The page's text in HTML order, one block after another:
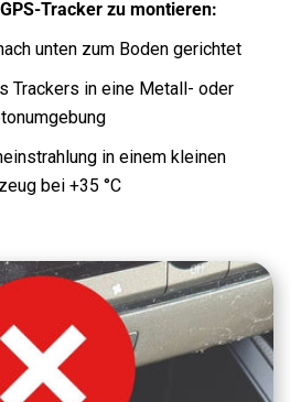
Tracker zu montieren:
unten zum Boden gerichtet
Trackers in eine Metall- oder
in einem kleinen
bei +35 °C